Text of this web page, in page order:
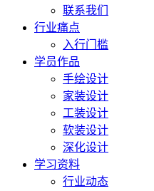
联系我们
行业痛点
入行门槛
学员作品
手绘设计
家装设计
工装设计
软装设计
深化设计
学习资料
行业动态